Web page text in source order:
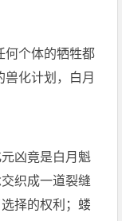
何个体的牺牲都
兽化计划，白月
凶竟是白月魁
织成一道裂缝
择的权利；蝼